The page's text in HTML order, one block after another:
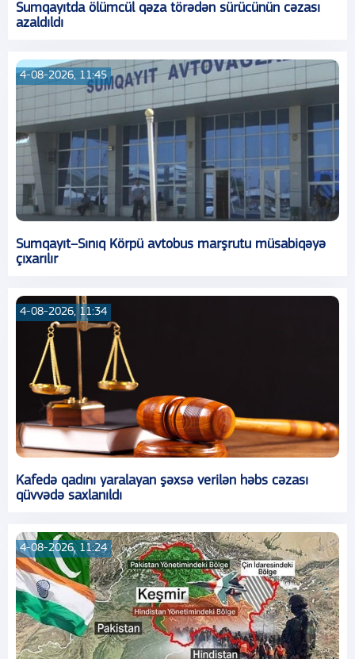
Sumqayıtda ölümcül qəza törədən sürücünün cəzası
azaldıldı
4-08-2026, 11:45
Sumqayıt–Sınıq Körpü avtobus marşrutu müsabiqəyə
çıxarılır
4-08-2026, 11:34
Kafedə qadını yaralayan şəxsə verilən həbs cəzası
qüvvədə saxlanıldı
4-08-2026, 11:24